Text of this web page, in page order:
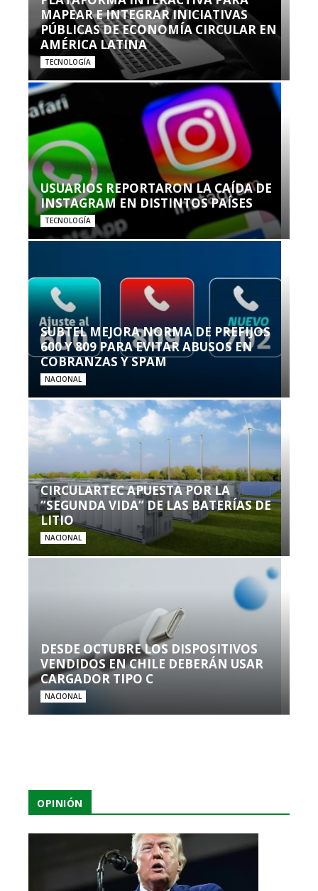
MAPEAR E INTEGRAR INICIATIVAS
PÚBLICAS DE ECONOMÍA CIRCULAR EN
AMÉRICA LATINA
TECNOLOGÍA
USUARIOS REPORTARON LA CAÍDA DE
INSTAGRAM EN DISTINTOS PAÍSES
TECNOLOGÍA
SUBTEL MEJORA NORMA DE PREFIJOS
600 Y 809 PARA EVITAR ABUSOS EN
COBRANZAS Y SPAM
NACIONAL
CIRCULARTEC APUESTA POR LA
“SEGUNDA VIDA” DE LAS BATERÍAS DE
LITIO
NACIONAL
DESDE OCTUBRE LOS DISPOSITIVOS
VENDIDOS EN CHILE DEBERÁN USAR
CARGADOR TIPO C
NACIONAL
OPINIÓN